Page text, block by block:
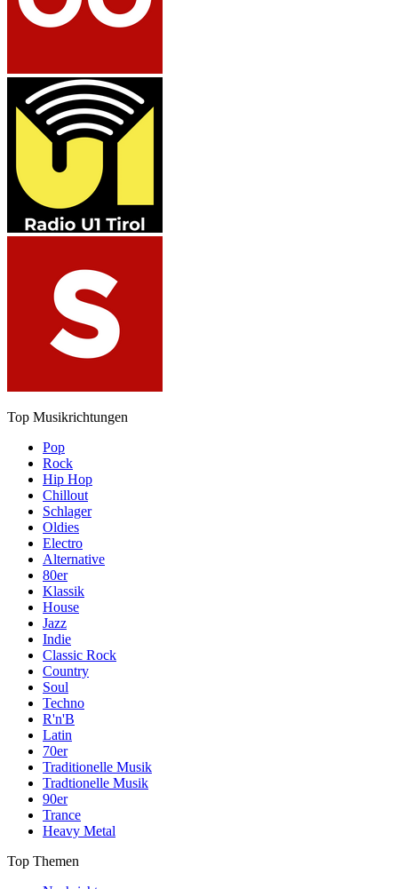
Top Musikrichtungen
Pop
Rock
Hip Hop
Chillout
Schlager
Oldies
Electro
Alternative
80er
Klassik
House
Jazz
Indie
Classic Rock
Country
Soul
Techno
R'n'B
Latin
70er
Traditionelle Musik
Tradtionelle Musik
90er
Trance
Heavy Metal
Top Themen